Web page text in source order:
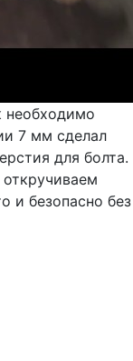
необходимо
7 мм сделал
для болта.
и безопасно без